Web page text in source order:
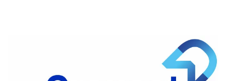
Facebook
Partager